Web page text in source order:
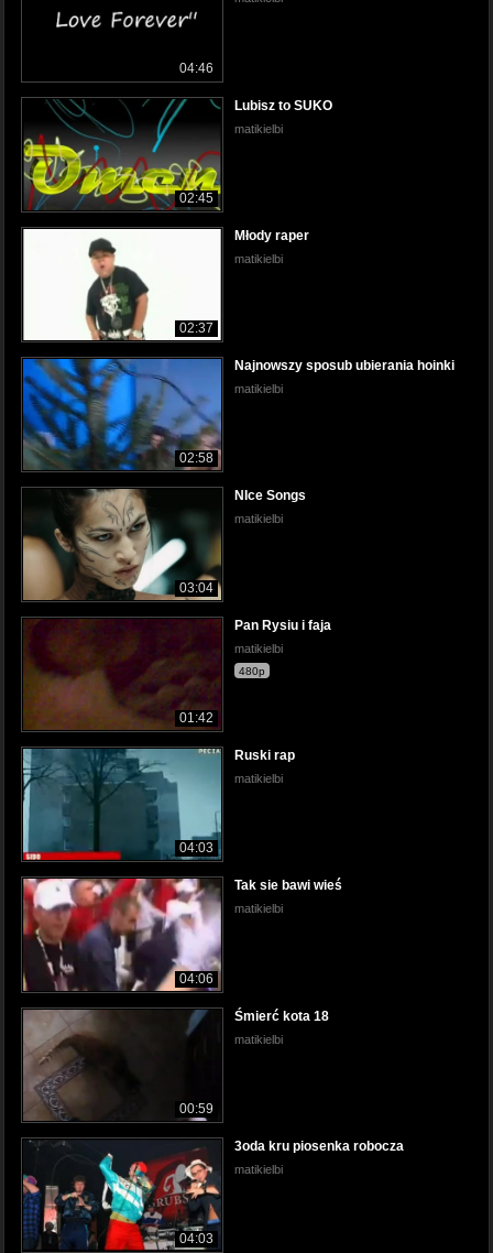
04:46
02:45
Lubisz to SUKO
matikielbi
02:37
Młody raper
matikielbi
02:58
Najnowszy sposub ubierania hoinki
matikielbi
03:04
NIce Songs
matikielbi
01:42
Pan Rysiu i faja
matikielbi
480p
04:03
Ruski rap
matikielbi
04:06
Tak sie bawi wieś
matikielbi
00:59
Śmierć kota 18
matikielbi
04:03
3oda kru piosenka robocza
matikielbi